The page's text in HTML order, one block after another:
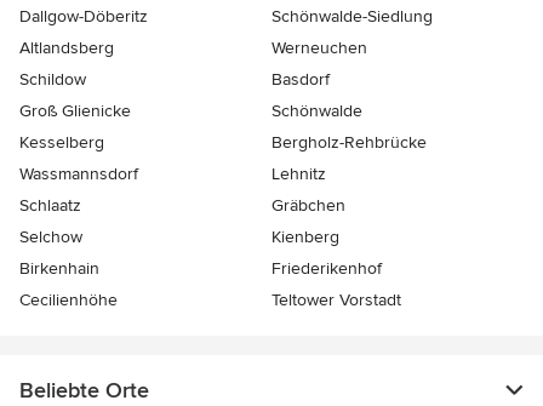
Dallgow-Döberitz
Schönwalde-Siedlung
Altlandsberg
Werneuchen
Schildow
Basdorf
Groß Glienicke
Schönwalde
Kesselberg
Bergholz-Rehbrücke
Wassmannsdorf
Lehnitz
Schlaatz
Gräbchen
Selchow
Kienberg
Birkenhain
Friederikenhof
Cecilienhöhe
Teltower Vorstadt
Beliebte Orte